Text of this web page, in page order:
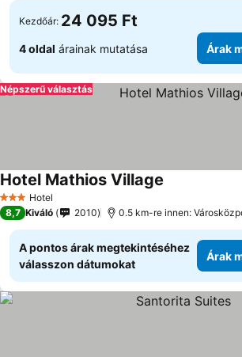
Kezdőár: 24 095 Ft
4 oldal árainak mutatása Árak
Népszerű választás
3 Kategória
Hotel
Hotel Mathios Village
8,7 Kiváló 2010 0.5 km-re innen:
A pontos árak megtekintéséhez
válasszon dátumokat
Árak